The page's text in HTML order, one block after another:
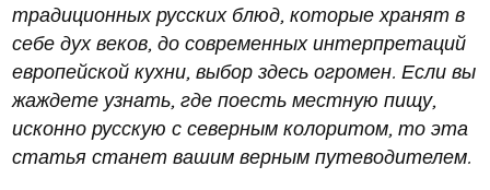
традиционных русских блюд, которые хранят в
себе дух веков, до современных интерпретаций
европейской кухни, выбор здесь огромен. Если вы
жаждете узнать, где поесть местную пищу,
исконно русскую с северным колоритом, то эта
статья станет вашим верным путеводителем.